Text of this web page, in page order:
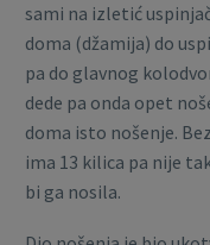
sami na izletić
doma (džamija) do
pa do glavnog
dede pa onda opet
doma isto nošenje.
ima 13 kilica pa nije
bi ga nosila.